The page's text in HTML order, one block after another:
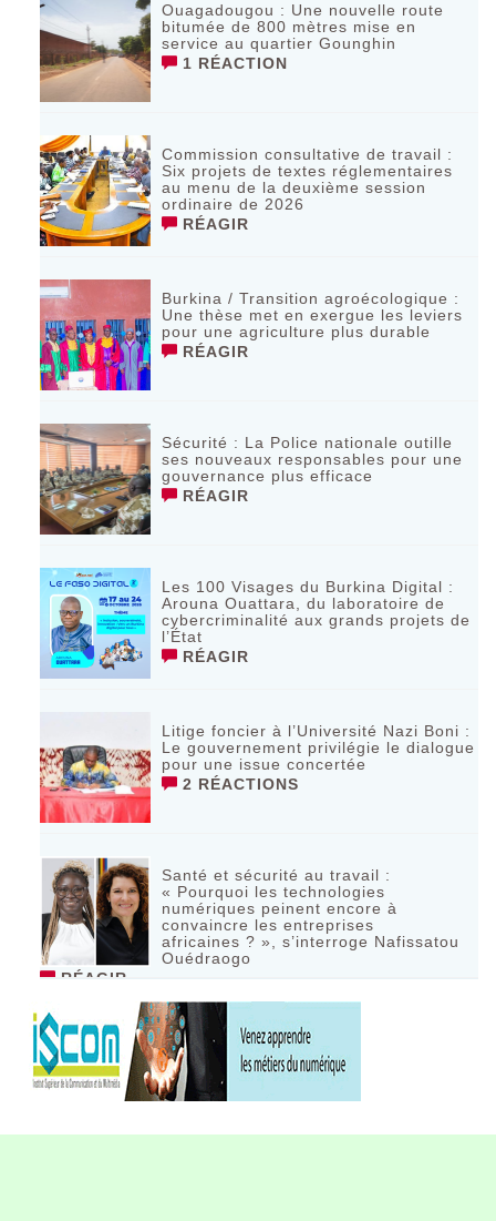
Ouagadougou : Une nouvelle route
bitumée de 800 mètres mise en
service au quartier Gounghin
1 RÉACTION
Commission consultative de travail :
Six projets de textes réglementaires
au menu de la deuxième session
ordinaire de 2026
RÉAGIR
Burkina / Transition agroécologique :
Une thèse met en exergue les leviers
pour une agriculture plus durable
RÉAGIR
Sécurité : La Police nationale outille
ses nouveaux responsables pour une
gouvernance plus efficace
RÉAGIR
Les 100 Visages du Burkina Digital :
Arouna Ouattara, du laboratoire de
cybercriminalité aux grands projets de
l’État
RÉAGIR
Litige foncier à l’Université Nazi Boni :
Le gouvernement privilégie le dialogue
pour une issue concertée
2 RÉACTIONS
Santé et sécurité au travail :
« Pourquoi les technologies
numériques peinent encore à
convaincre les entreprises
africaines ? », s’interroge Nafissatou
Ouédraogo
RÉAGIR